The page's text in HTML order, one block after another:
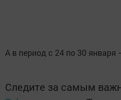
А в период с 24 по 30 января
Следите за самым